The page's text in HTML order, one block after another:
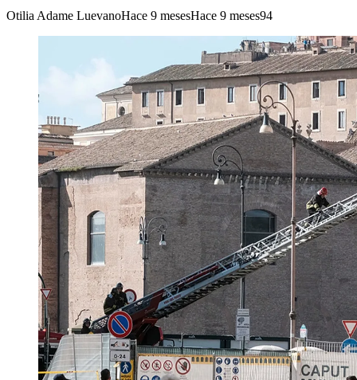
Otilia Adame LuevanoHace 9 mesesHace 9 meses94